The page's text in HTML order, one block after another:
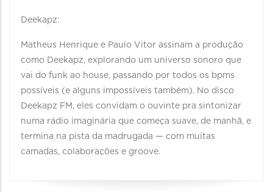
Deekapz:
Matheus Henrique e Paulo Vitor assinam a produção
como Deekapz, explorando um universo sonoro que
vai do funk ao house, passando por todos os bpms
possíveis (e alguns impossíveis também). No disco
Deekapz FM, eles convidam o ouvinte pra sintonizar
numa rádio imaginária que começa suave, de manhã, e
termina na pista da madrugada — com muitas
camadas, colaborações e groove.